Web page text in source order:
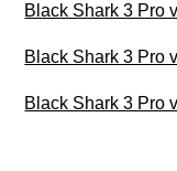
Black Shark 3 Pro
Black Shark 3 Pro
Black Shark 3 Pro